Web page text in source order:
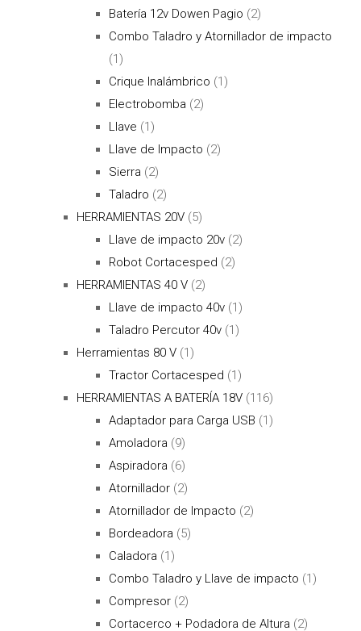
Batería 12v Dowen Pagio (2)
Combo Taladro y Atornillador de impacto
(1)
Crique Inalámbrico (1)
Electrobomba (2)
Llave (1)
Llave de Impacto (2)
Sierra (2)
Taladro (2)
HERRAMIENTAS 20V (5)
Llave de impacto 20v (2)
Robot Cortacesped (2)
HERRAMIENTAS 40 V (2)
Llave de impacto 40v (1)
Taladro Percutor 40v (1)
Herramientas 80 V (1)
Tractor Cortacesped (1)
HERRAMIENTAS A BATERÍA 18V (116)
Adaptador para Carga USB (1)
Amoladora (9)
Aspiradora (6)
Atornillador (2)
Atornillador de Impacto (2)
Bordeadora (5)
Caladora (1)
Combo Taladro y Llave de impacto (1)
Compresor (2)
Cortacerco + Podadora de Altura (2)